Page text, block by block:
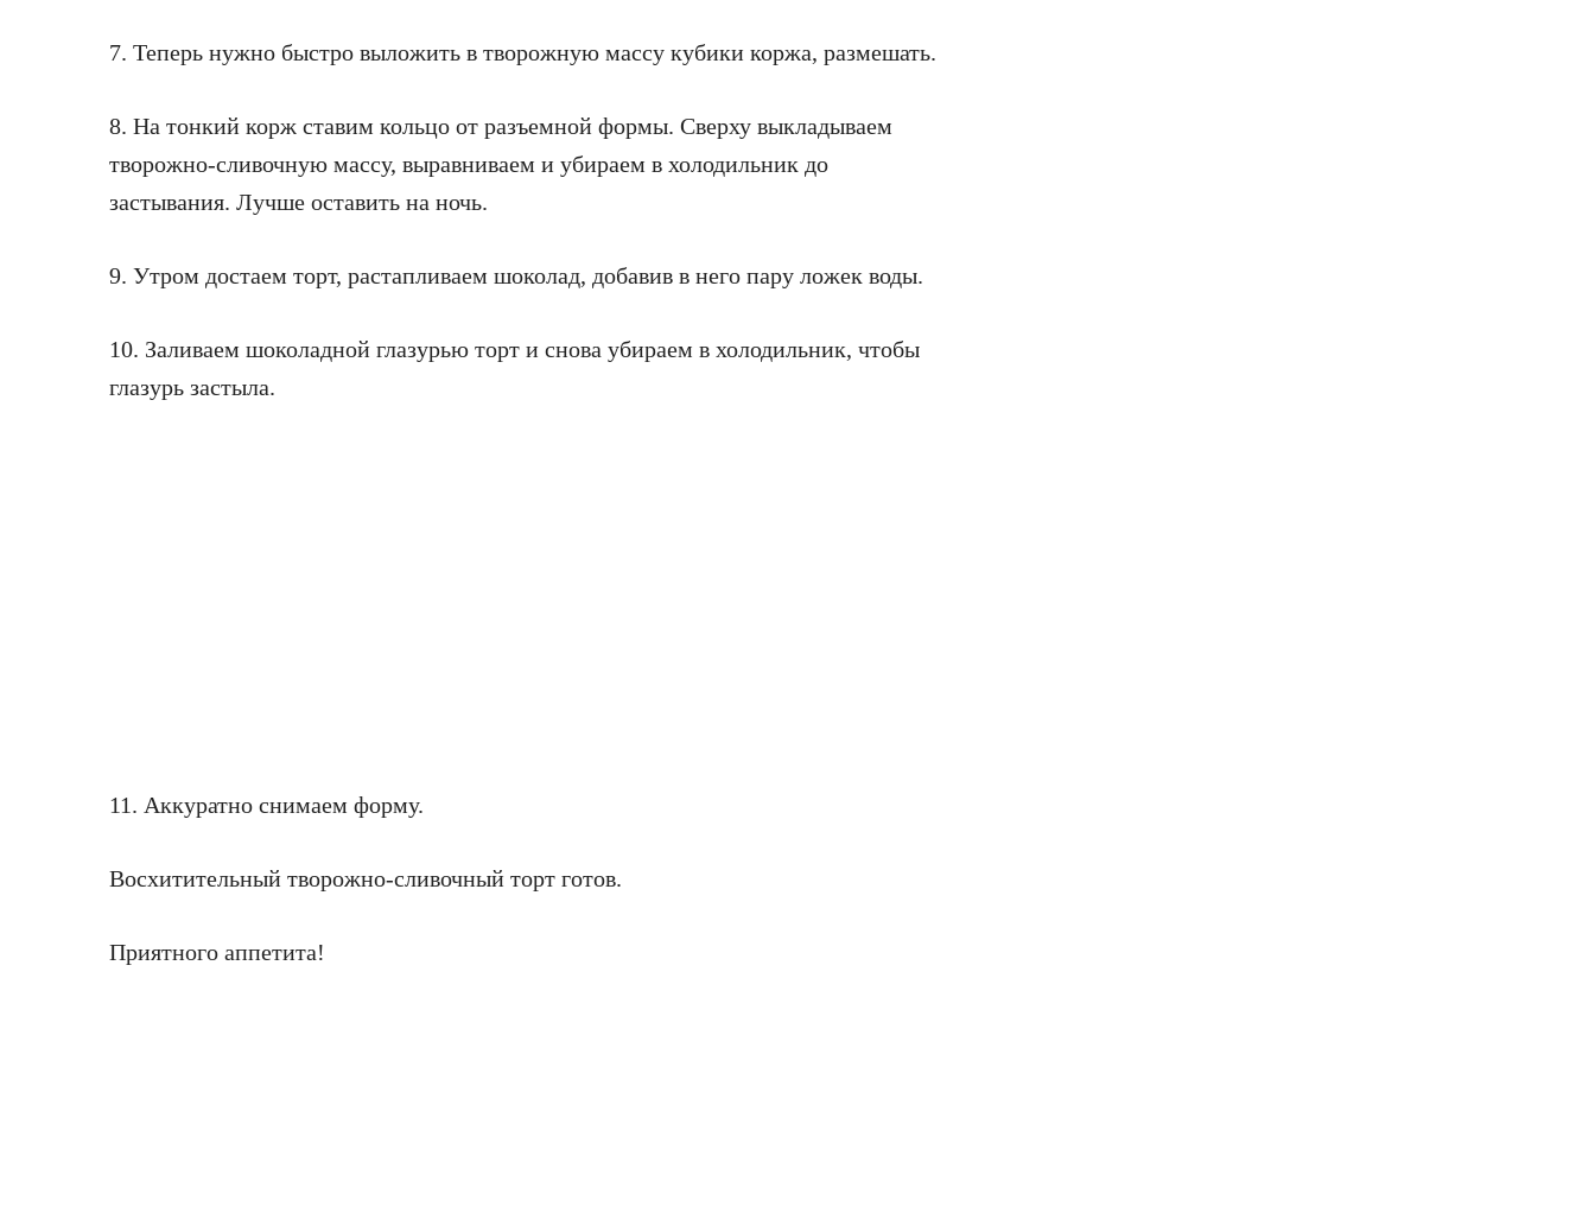
7. Теперь нужно быстро выложить в творожную массу кубики коржа, размешать.
8. На тонкий корж ставим кольцо от разъемной формы. Сверху выкладываем
творожно-сливочную массу, выравниваем и убираем в холодильник до
застывания. Лучше оставить на ночь.
9. Утром достаем торт, растапливаем шоколад, добавив в него пару ложек воды.
10. Заливаем шоколадной глазурью торт и снова убираем в холодильник, чтобы
глазурь застыла.
11. Аккуратно снимаем форму.
Восхитительный творожно-сливочный торт готов.
Приятного аппетита!